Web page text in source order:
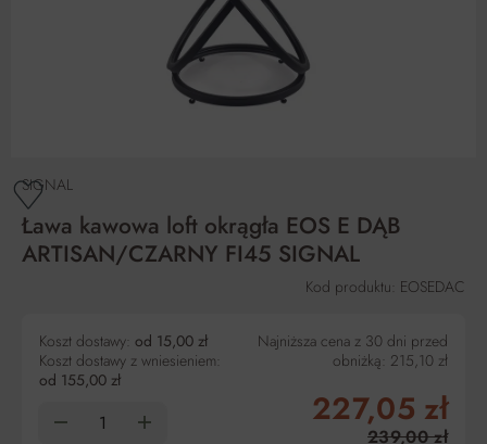
SIGNAL
Ława kawowa loft okrągła EOS E DĄB
ARTISAN/CZARNY FI45 SIGNAL
Kod produktu: EOSEDAC
Koszt dostawy: od 15,00 zł
Koszt dostawy z wniesieniem:
od 155,00 zł
Najniższa cena z 30 dni przed
obniżką: 215,10 zł
227,05 zł
239,00 zł